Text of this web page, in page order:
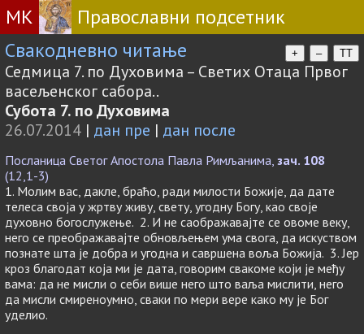
МК
Православни подсетник
Свакодневно читање
+ – TT
Седмица 7. по Духовима – Светих Отаца Првог
васељенског сабора..
Субота 7. по Духовима
26.07.2014 | дан пре | дан после
Посланица Светог Апостола Павла Римљанима, зач. 108
(12,1-3)
1. Молим вас, дакле, браћо, ради милости Божије, да дате
телеса своја у жртву живу, свету, угодну Богу, као своје
духовно богослужење. 2. И не саображавајте се овоме веку,
него се преображавајте обновљењем ума свога, да искуством
познате шта је добра и угодна и савршена воља Божија. 3. Јер
кроз благодат која ми је дата, говорим свакоме који је међу
вама: да не мисли о себи више него што ваља мислити, него
да мисли смиреноумно, сваки по мери вере како му је Бог
уделио.